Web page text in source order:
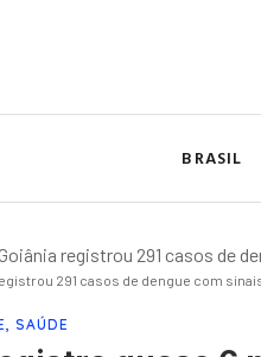
BRASIL
291 casos de dengue com
SAÚDE